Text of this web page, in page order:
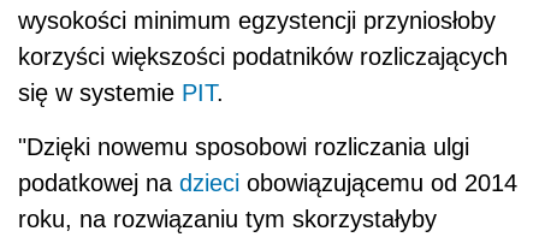
wysokości minimum egzystencji przyniosłoby
korzyści większości podatników rozliczających
się w systemie PIT.
"Dzięki nowemu sposobowi rozliczania ulgi
podatkowej na dzieci obowiązującemu od 2014
roku, na rozwiązaniu tym skorzystałyby